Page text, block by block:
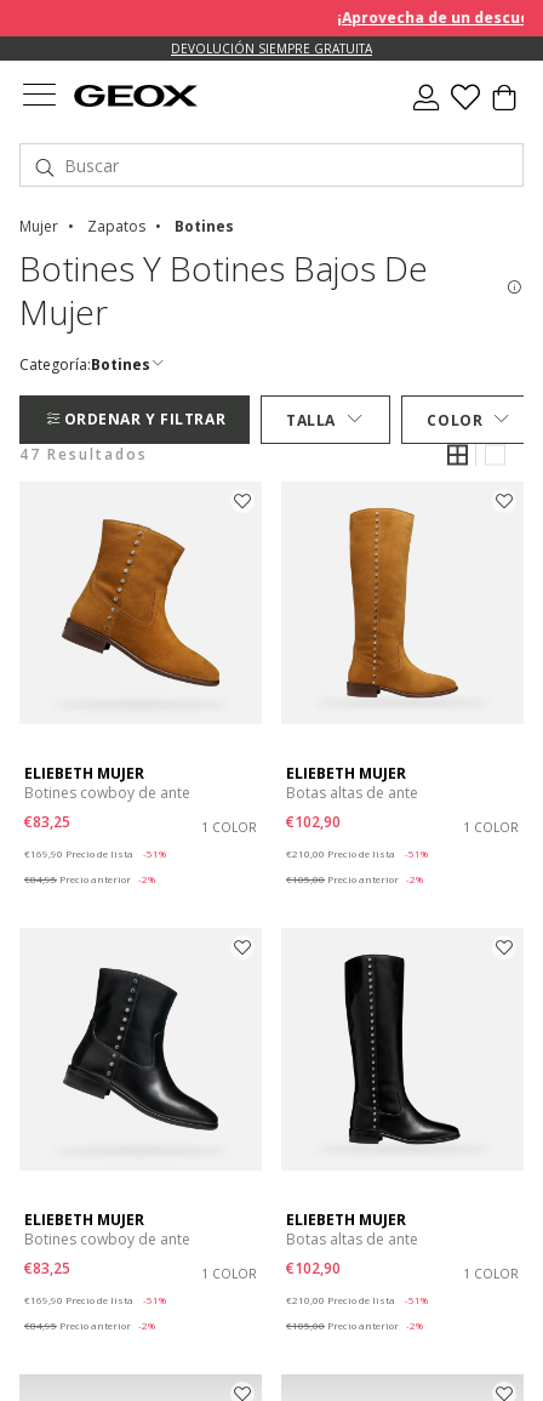
¡Aprovecha de un descuento
DEVOLUCIÓN SIEMPRE GRATUITA
Mujer Zapatos Botines
Botines Y Botines Bajos De
Mujer
Categoría:Botines
ORDENAR Y FILTRAR TALLA
COLOR
47 Resultados
ELIEBETH MUJER
Botines cowboy de ante
€83,25
1 COLOR
€169,90 Precio de lista
-51%
€84,95 Precio anterior -2%
ELIEBETH MUJER
Botas altas de ante
€102,90
1 COLOR
€210,00 Precio de lista
-51%
€105,00 Precio anterior -2%
ELIEBETH MUJER
Botines cowboy de ante
€83,25
1 COLOR
€169,90 Precio de lista
-51%
€84,95 Precio anterior -2%
ELIEBETH MUJER
Botas altas de ante
€102,90
1 COLOR
€210,00 Precio de lista
-51%
€105,00 Precio anterior -2%